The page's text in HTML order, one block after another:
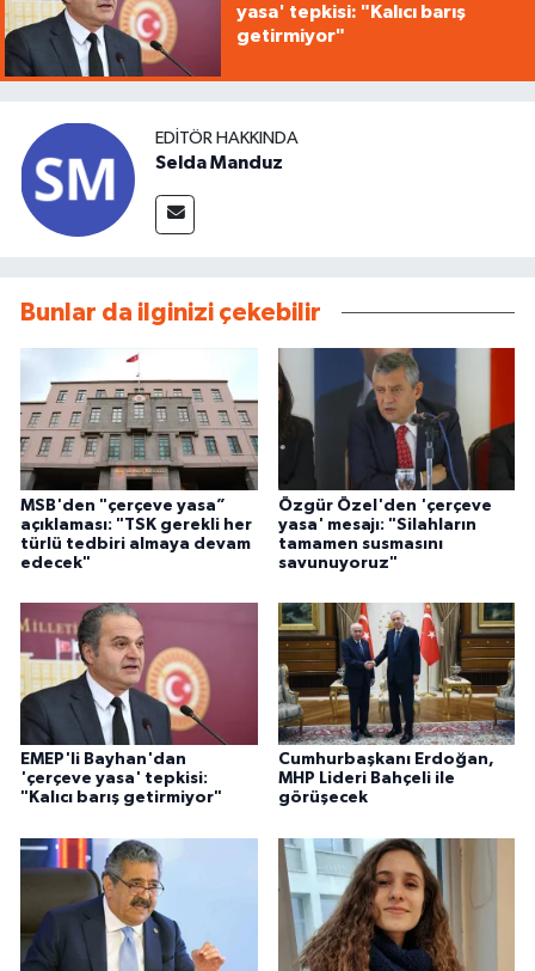
yasa' tepkisi: "Kalıcı barış
getirmiyor"
EDITÖR HAKKINDA
Selda Manduz
Bunlar da ilginizi çekebilir
MSB'den "çerçeve yasa”
açıklaması: "TSK gerekli her
türlü tedbiri almaya devam
edecek"
Özgür Özel'den 'çerçeve
yasa' mesajı: "Silahların
tamamen susmasını
savunuyoruz"
EMEP'li Bayhan'dan
'çerçeve yasa' tepkisi:
"Kalıcı barış getirmiyor"
Cumhurbaşkanı Erdoğan,
MHP Lideri Bahçeli ile
görüşecek